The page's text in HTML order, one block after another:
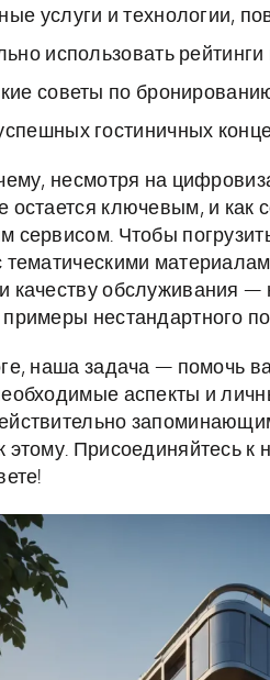
услуги и технологии,
использовать
советы по
гостиничных
несмотря на
остается ключевым, и
сервисом. Чтобы
тематическими
качеству обслуживания —
нестандартного
наша задача — помочь
аспекты и
Присоединяйтесь к